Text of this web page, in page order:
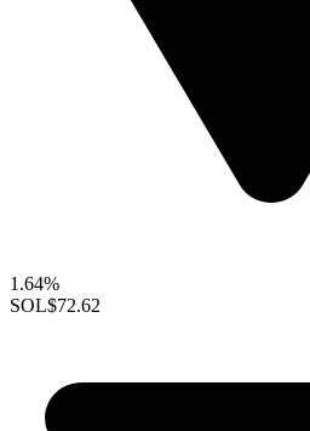
1.64%
SOL$72.62